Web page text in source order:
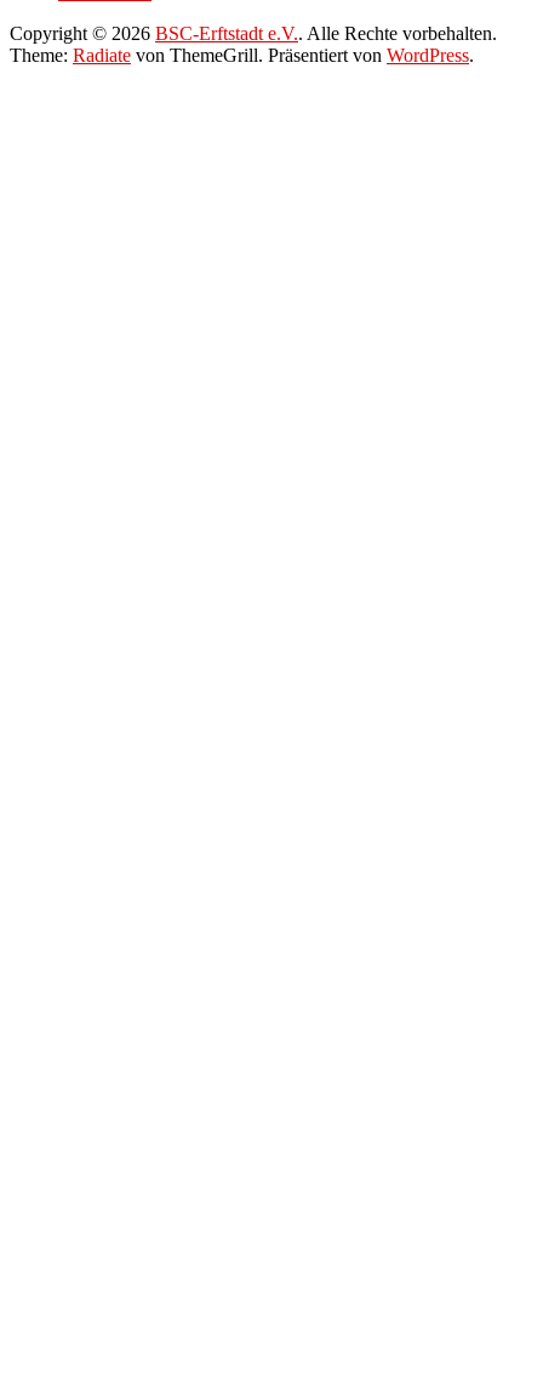
Copyright © 2026 BSC-Erftstadt e.V.. Alle Rechte vorbehalten.
Theme: Radiate von ThemeGrill. Präsentiert von WordPress.